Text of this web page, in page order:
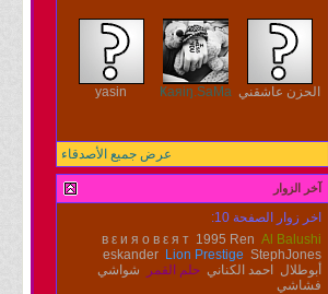
الحزن عاشقني Ҝaяiŋ.SaΜa
yasin
عرض جميع الأصدقاء
آخر الزوار
اخر زوار الصفحة 10:
в ε и я о в ε я т 1995 Ren Al Balushi
eskander Lion Prestige StephJones
أبوطلال
احمد الكناني حلم القمر
شواشي
فشاشي